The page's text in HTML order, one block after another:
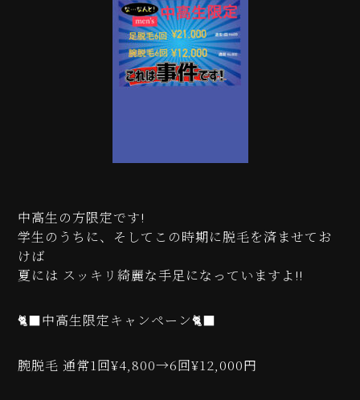
中高生の方限定です!
学生のうちに、そしてこの時期に脱毛を済ませてお
けば
夏には スッキリ綺麗な手足になっていますよ!!
🐈‍⬛中高生限定キャンペーン🐈‍⬛
腕脱毛 通常1回¥4,800→6回¥12,000円